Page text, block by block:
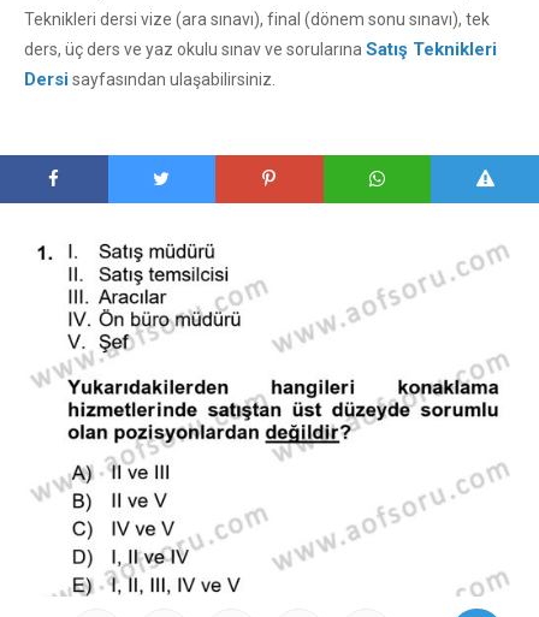
Teknikleri dersi vize (ara sınavı), final (dönem sonu sınavı), tek
ders, üç ders ve yaz okulu sınav ve sorularına Satış Teknikleri
Dersisayfasından ulaşabilirsiniz.